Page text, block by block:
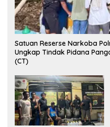
Satuan Reserse Narkoba
Ungkap Tindak Pidana
(CT)